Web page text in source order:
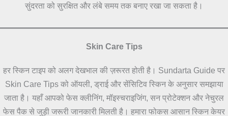
सुंदरता को सुरक्षित और लंबे समय तक बनाए रखा जा सकता है।
Skin Care Tips
हर स्किन टाइप को अलग देखभाल की ज़रूरत होती है। Sundarta Guide पर
Skin Care Tips को ऑयली, ड्राई और सेंसिटिव स्किन के अनुसार समझाया
जाता है। यहाँ आपको फेस क्लीनिंग, मॉइस्चराइजिंग, सन प्रोटेक्शन और नेचुरल
फेस पैक से जुड़ी जरूरी जानकारी मिलती है। हमारा फोकस आसान स्किन केयर